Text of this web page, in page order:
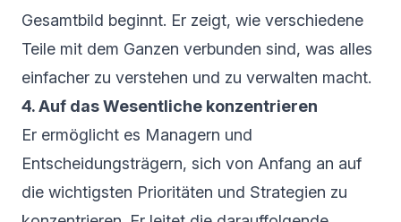
Gesamtbild beginnt. Er zeigt, wie verschiedene
Teile mit dem Ganzen verbunden sind, was alles
einfacher zu verstehen und zu verwalten macht.
4. Auf das Wesentliche konzentrieren
Er ermöglicht es Managern und
Entscheidungsträgern, sich von Anfang an auf
die wichtigsten Prioritäten und Strategien zu